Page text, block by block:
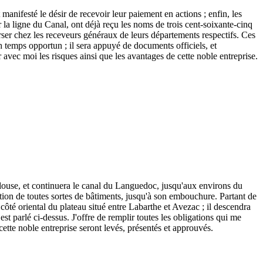
le désir de recevoir leur paiement en actions ; enfin, les
ligne du Canal, ont déjà reçu les noms de trois cent-soixante-cinq
chez les receveurs généraux de leurs départements respectifs. Ces
temps opportun ; il sera appuyé de documents officiels, et
moi les risques ainsi que les avantages de cette noble entreprise.
et continuera le canal du Languedoc, jusqu'aux environs du
de toutes sortes de bâtiments, jusqu'à son embouchure. Partant de
oriental du plateau situé entre Labarthe et Avezac ; il descendra
parlé ci-dessus. J'offre de remplir toutes les obligations qui me
noble entreprise seront levés, présentés et approuvés.